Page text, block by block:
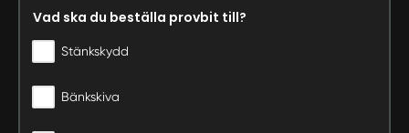
Vad ska du beställa provbit till?
Stänkskydd
Bänkskiva